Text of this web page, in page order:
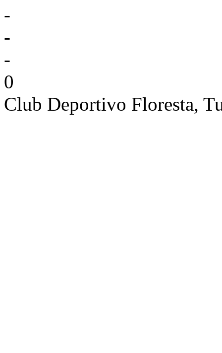
-
-
-
0
Club Deportivo Floresta,